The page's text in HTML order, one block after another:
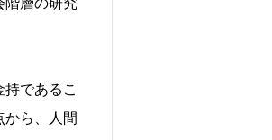
階層の研究
であるこ
ら、人間